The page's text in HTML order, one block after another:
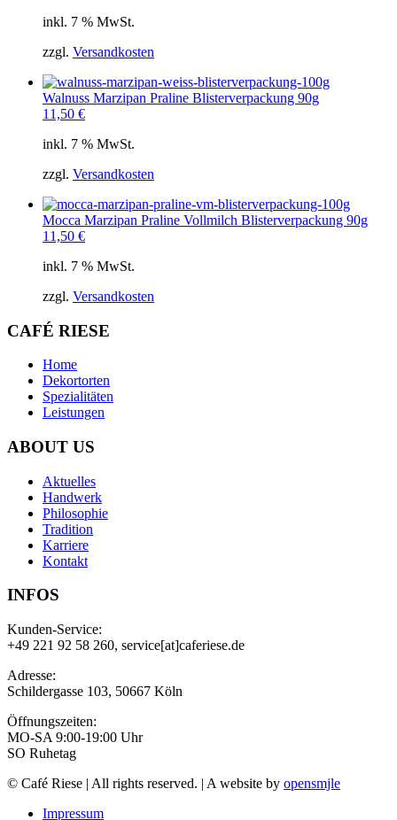
inkl. 7 % MwSt.
zzgl. Versandkosten
Walnuss Marzipan Praline Blisterverpackung 90g
11,50 €
inkl. 7 % MwSt.
zzgl. Versandkosten
Mocca Marzipan Praline Vollmilch Blisterverpackung 90g
11,50 €
inkl. 7 % MwSt.
zzgl. Versandkosten
CAFÉ RIESE
Home
Dekortorten
Spezialitäten
Leistungen
ABOUT US
Aktuelles
Handwerk
Philosophie
Tradition
Karriere
Kontakt
INFOS
Kunden-Service:
+49 221 92 58 260, service[at]caferiese.de
Adresse:
Schildergasse 103, 50667 Köln
Öffnungszeiten:
MO-SA 9:00-19:00 Uhr
SO Ruhetag
© Café Riese | All rights reserved. | A website by opensmjle
Impressum